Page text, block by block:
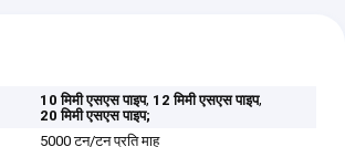
10 मिमी एसएस पाइप, 12 मिमी एसएस पाइप,
20 मिमी एसएस पाइप;
5000 टन/टन प्रति माह